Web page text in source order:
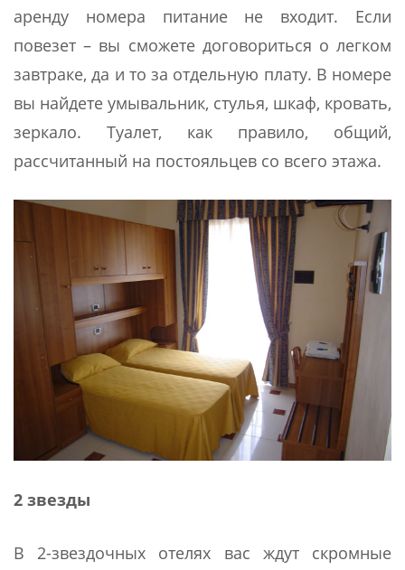
аренду номера питание не входит. Если
повезет – вы сможете договориться о легком
завтраке, да и то за отдельную плату. В номере
вы найдете умывальник, стулья, шкаф, кровать,
зеркало. Туалет, как правило, общий,
рассчитанный на постояльцев со всего этажа.
2 звезды
В 2-звездочных отелях вас ждут скромные